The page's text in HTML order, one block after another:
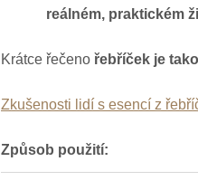
reálném, praktickém
Krátce řečeno řebříček je
Zkušenosti lidí s esencí z
Způsob použití: